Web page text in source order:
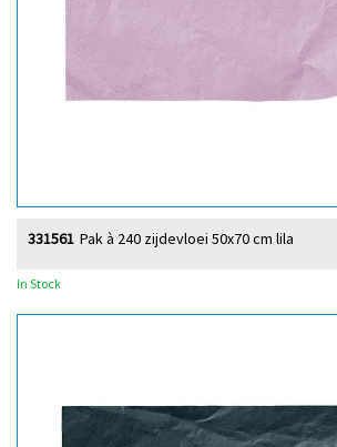
Pak à 240 zijdevloei 50x70 cm lila
331561
In Stock